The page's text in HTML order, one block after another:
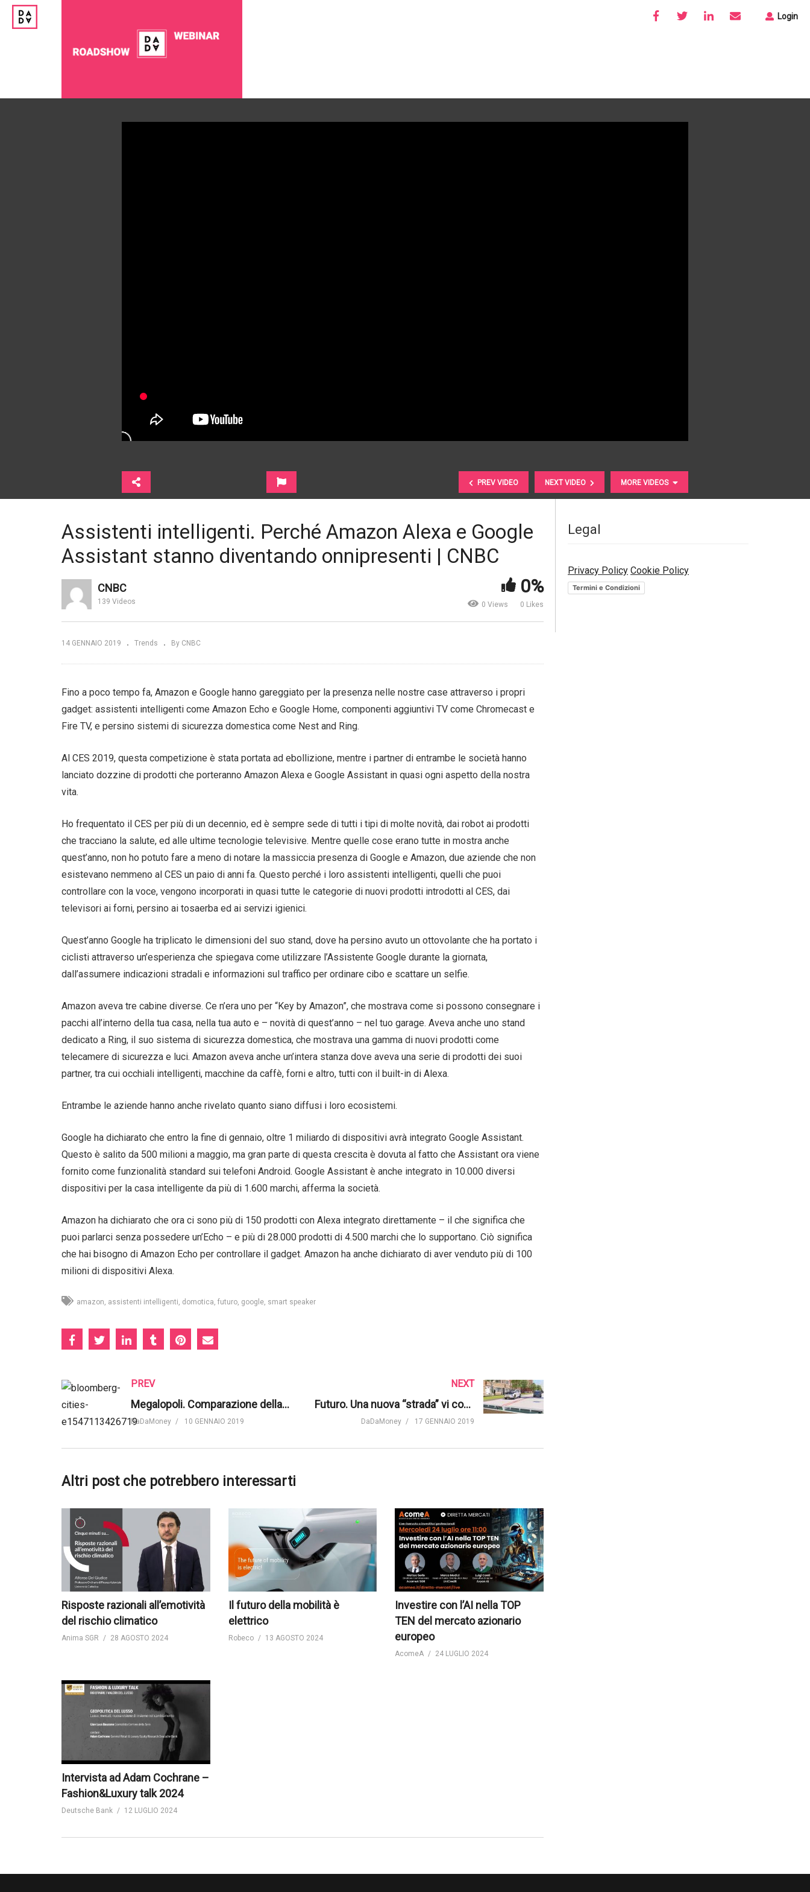
Login
PREV VIDEO NEXT VIDEO MORE VIDEOS
Huawei al centro dello scontro
Euronews
Casa intelligente: un nuovo
Quali saranno le più grandi
Prima parte | The Economist
Brasile. Il mercato premia
Bolsonaro | Euronews
Assistenti intelligenti. Perché Amazon Alexa e Google
Assistant stanno diventando onnipresenti | CNBC
CNBC
139 Videos
0%
0 Views 0 Likes
14 GENNAIO 2019 Trends By CNBC
Fino a poco tempo fa, Amazon e Google hanno gareggiato per la presenza nelle nostre case attraverso i propri
gadget: assistenti intelligenti come Amazon Echo e Google Home, componenti aggiuntivi TV come Chromecast e
Fire TV, e persino sistemi di sicurezza domestica come Nest and Ring.
Al CES 2019, questa competizione è stata portata ad ebollizione, mentre i partner di entrambe le società hanno
lanciato dozzine di prodotti che porteranno Amazon Alexa e Google Assistant in quasi ogni aspetto della nostra
vita.
Ho frequentato il CES per più di un decennio, ed è sempre sede di tutti i tipi di molte novità, dai robot ai prodotti
che tracciano la salute, ed alle ultime tecnologie televisive. Mentre quelle cose erano tutte in mostra anche
quest’anno, non ho potuto fare a meno di notare la massiccia presenza di Google e Amazon, due aziende che non
esistevano nemmeno al CES un paio di anni fa. Questo perché i loro assistenti intelligenti, quelli che puoi
controllare con la voce, vengono incorporati in quasi tutte le categorie di nuovi prodotti introdotti al CES, dai
televisori ai forni, persino ai tosaerba ed ai servizi igienici.
Quest’anno Google ha triplicato le dimensioni del suo stand, dove ha persino avuto un ottovolante che ha portato i
ciclisti attraverso un’esperienza che spiegava come utilizzare l’Assistente Google durante la giornata,
dall’assumere indicazioni stradali e informazioni sul traffico per ordinare cibo e scattare un selfie.
Amazon aveva tre cabine diverse. Ce n’era uno per “Key by Amazon”, che mostrava come si possono consegnare i
pacchi all’interno della tua casa, nella tua auto e – novità di quest’anno – nel tuo garage. Aveva anche uno stand
dedicato a Ring, il suo sistema di sicurezza domestica, che mostrava una gamma di nuovi prodotti come
telecamere di sicurezza e luci. Amazon aveva anche un’intera stanza dove aveva una serie di prodotti dei suoi
partner, tra cui occhiali intelligenti, macchine da caffè, forni e altro, tutti con il built-in di Alexa.
Entrambe le aziende hanno anche rivelato quanto siano diffusi i loro ecosistemi.
Google ha dichiarato che entro la fine di gennaio, oltre 1 miliardo di dispositivi avrà integrato Google Assistant.
Questo è salito da 500 milioni a maggio, ma gran parte di questa crescita è dovuta al fatto che Assistant ora viene
fornito come funzionalità standard sui telefoni Android. Google Assistant è anche integrato in 10.000 diversi
dispositivi per la casa intelligente da più di 1.600 marchi, afferma la società.
Amazon ha dichiarato che ora ci sono più di 150 prodotti con Alexa integrato direttamente – il che significa che
puoi parlarci senza possedere un’Echo – e più di 28.000 prodotti di 4.500 marchi che lo supportano. Ciò significa
che hai bisogno di Amazon Echo per controllare il gadget. Amazon ha anche dichiarato di aver venduto più di 100
milioni di dispositivi Alexa.
amazon assistenti intelligenti domotica futuro google smart speaker
PREV
Megalopoli. Comparazione della popolazione nel 2030 | WawamuStats
DaDaMoney 10 GENNAIO 2019
NEXT
Futuro. Una nuova “strada” vi conduce | The B1M
DaDaMoney 17 GENNAIO 2019
Altri post che potrebbero interessarti
Risposte razionali all’emotività
del rischio climatico
Anima SGR 28 AGOSTO 2024
Il futuro della mobilità è
elettrico
Robeco 13 AGOSTO 2024
Investire con l’AI nella TOP
TEN del mercato azionario
europeo
AcomeA 24 LUGLIO 2024
Intervista ad Adam Cochrane –
Fashion&Luxury talk 2024
Deutsche Bank 12 LUGLIO 2024
Legal
Privacy Policy Cookie Policy
Termini e Condizioni